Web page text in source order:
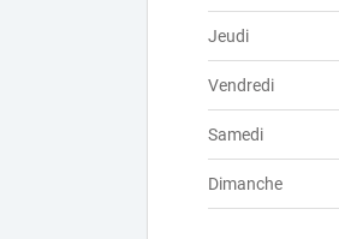
Jeudi
Vendredi
Samedi
Dimanche